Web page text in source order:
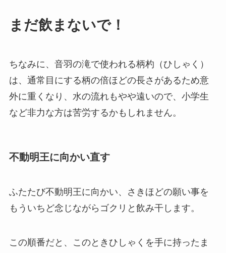
まだ飲まないで！
ちなみに、音羽の滝で使われる柄杓（ひしゃく）
は、通常目にする柄の倍ほどの長さがあるため意
外に重くなり、水の流れもやや遠いので、小学生
など非力な方は苦労するかもしれません。
不動明王に向かい直す
ふたたび不動明王に向かい、さきほどの願い事を
もういちど念じながらゴクリと飲み干します。
この順番だと、このときひしゃくを手に持ったま